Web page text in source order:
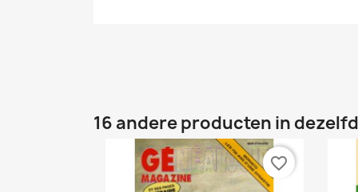
16 andere producten in
favorite_border